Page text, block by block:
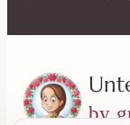
by